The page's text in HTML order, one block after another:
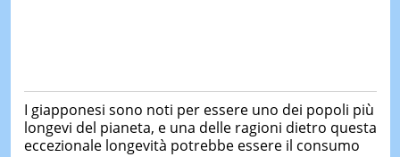
I giapponesi sono noti per essere uno dei popoli più
longevi del pianeta, e una delle ragioni dietro questa
eccezionale longevità potrebbe essere il consumo